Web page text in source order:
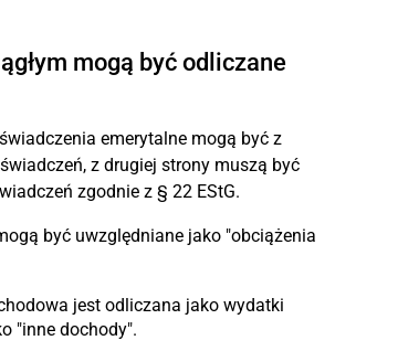
mogą być odliczane
świadczenia emerytalne mogą być z
z drugiej strony muszą być
zgodnie z § 22 EStG.
być uwzględniane jako "obciążenia
jest odliczana jako wydatki
"inne dochody".